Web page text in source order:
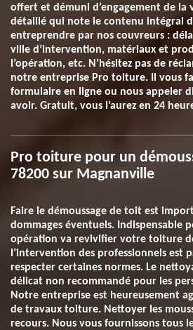
offert et démuni d’engagement de la
détaillé qui note le contenu intégral
entreprendre par nos couvreurs :
ville d’intervention, matériaux et
l’opération, etc. N’hésitez pas de
notre entreprise Pro toiture. Il vous
formulaire en ligne ou nous appeler
avoir. Gratuit, vous l’aurez en 24
Pro toiture pour un
78200 sur Magnanville
Faire le démoussage de toit est
dommages éventuels. Indispensable
opération va revivifier votre toiture
l’intervention des professionnels est
respecter certaines normes. Le
délicat non recommandé pour les
Notre entreprise est heureusement
de travaux toiture. Nettoyer les
recours. Nous vous fournissons tous